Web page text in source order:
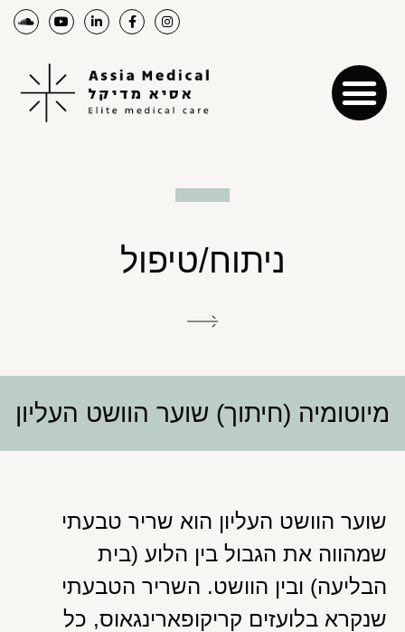
ניתוח/טיפול
מיוטומיה (חיתוך) שוער הוושט העליון
שוער הוושט העליון הוא שריר טבעתי
שמהווה את הגבול בין הלוע (בית
הבליעה) ובין הוושט. השריר הטבעתי
שנקרא בלועזים קריקופארינגאוס, כל